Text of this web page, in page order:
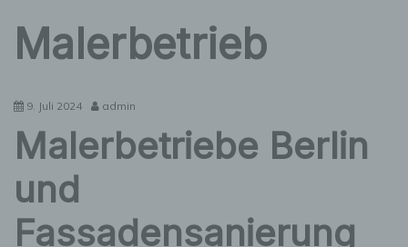
Malerbetrieb
9. Juli 2024 admin
Malerbetriebe Berlin
und
Fassadensanierung